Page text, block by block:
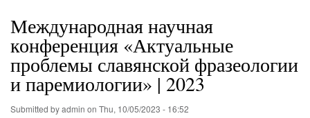
Международная научная
конференция «Актуальные
проблемы славянской фразеологии
и паремиологии» | 2023
Submitted byadmin on Thu, 10/05/2023 - 16:52